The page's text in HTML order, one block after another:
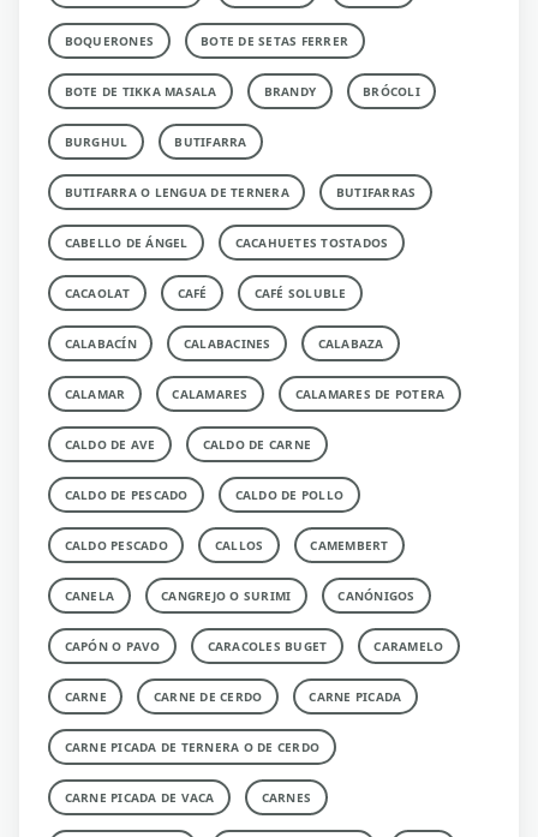
BOQUERONES BOTE DE SETAS FERRER
BOTE DE TIKKA MASALA BRANDY BRÓCOLI
BURGHUL BUTIFARRA
BUTIFARRA O LENGUA DE TERNERA BUTIFARRAS
CABELLO DE ÁNGEL CACAHUETES TOSTADOS
CACAOLAT CAFÉ CAFÉ SOLUBLE
CALABACÍN CALABACINES CALABAZA
CALAMAR CALAMARES CALAMARES DE POTERA
CALDO DE AVE CALDO DE CARNE
CALDO DE PESCADO CALDO DE POLLO
CALDO PESCADO CALLOS CAMEMBERT
CANELA CANGREJO O SURIMI CANÓNIGOS
CAPÓN O PAVO CARACOLES BUGET CARAMELO
CARNE CARNE DE CERDO CARNE PICADA
CARNE PICADA DE TERNERA O DE CERDO
CARNE PICADA DE VACA CARNES